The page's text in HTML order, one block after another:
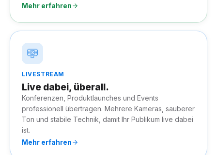
Mehr erfahren
LIVESTREAM
Live dabei, überall.
Konferenzen, Produktlaunches und Events
professionell übertragen. Mehrere Kameras, sauberer
Ton und stabile Technik, damit Ihr Publikum live dabei
ist.
Mehr erfahren